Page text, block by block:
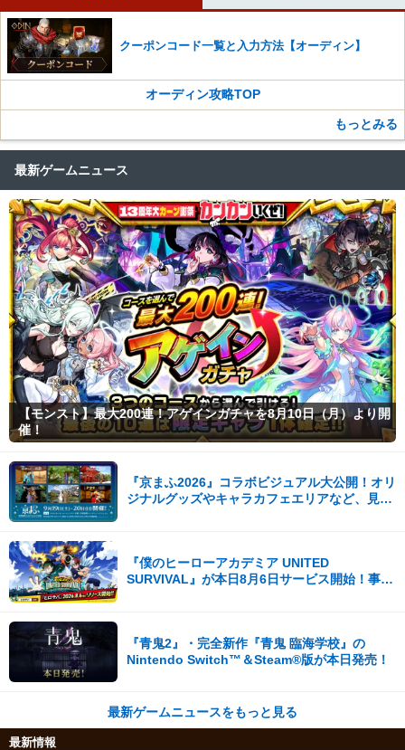
ヘラジカの双斧
輝くルーンボックス
クーポンコード一覧と入力方法【オーディン】
オーディン攻略TOP
もっとみる
最新ゲームニュース
【モンスト】最大200連！アゲインガチャを8月10日（月）より開
催！
『京まふ2026』コラボビジュアル大公開！オリ
ジナルグッズやキャラカフェエリアなど、見ど
『僕のヒーローアカデミア UNITED
SURVIVAL』が本日8月6日サービス開始！事前
『青鬼2』・完全新作『青鬼 臨海学校』の
Nintendo Switch™＆Steam®版が本日発売！
最新ゲームニュースをもっと見る
最新情報